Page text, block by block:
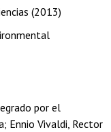
(2013)
por el
Ennio Vivaldi, Rector